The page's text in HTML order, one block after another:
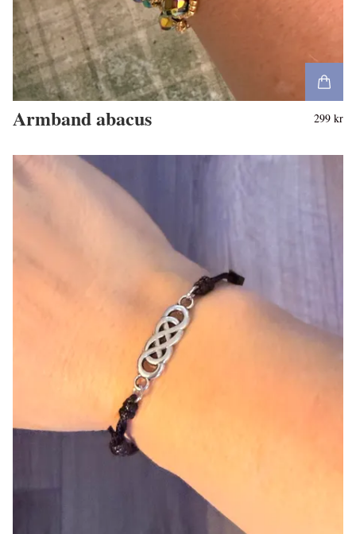
Armband abacus 299 kr